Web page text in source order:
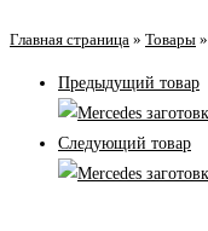
Главная страница » Товары »
Предыдущий товар
Следующий товар